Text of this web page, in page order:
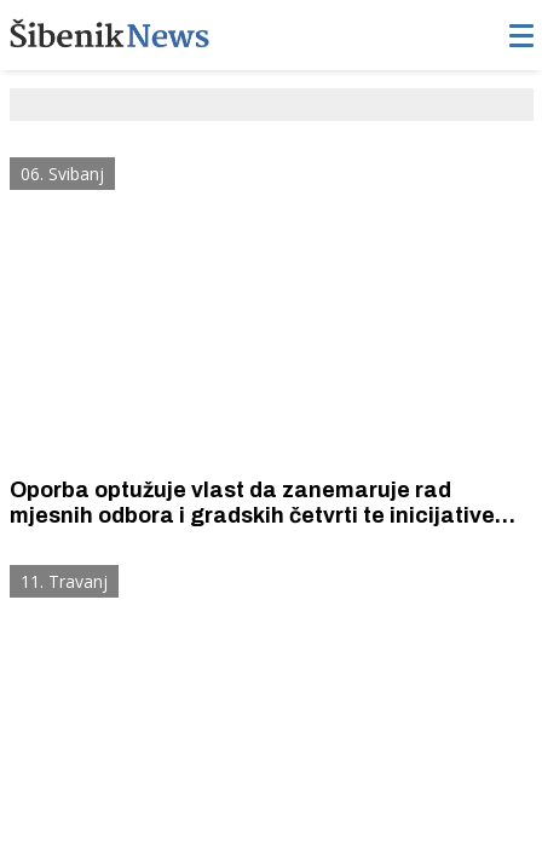
06. Svibanj
Oporba optužuje vlast da zanemaruje rad
mjesnih odbora i gradskih četvrti te inicijative
11. Travanj